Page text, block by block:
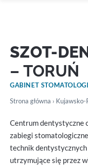
SZOT-
– TORUŃ
GABINET
Strona główna › Kujawsko-
Centrum dentystyczne
zabiegi
technik
utrzymujące się przez